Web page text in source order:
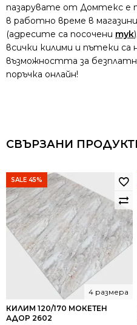
пазарувате от Домтекс е
в работно време в
(адресите са посочени тук
всички килими и пътеки са
възможността за
поръчка онлайн!
СВЪРЗАНИ
SALE 45%
КИЛИМ 120/170 МОКЕТЕН
АДОР 2602
4 размера